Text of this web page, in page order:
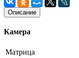
Описание
Камера
Матрица